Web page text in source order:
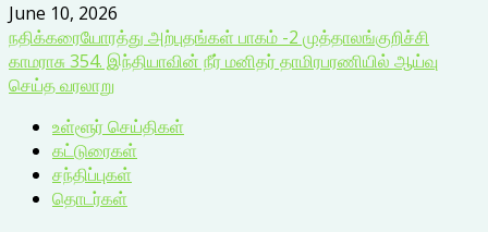
June 10, 2026
நதிக்கரையோரத்து அற்புதங்கள் பாகம் -2 முத்தாலங்குறிச்சி
காமராசு 354. இந்தியாவின் நீர் மனிதர் தாமிரபரணியில் ஆய்வு
செய்த வரலாறு
உள்ளூர் செய்திகள்
கட்டுரைகள்
சந்திப்புகள்
தொடர்கள்